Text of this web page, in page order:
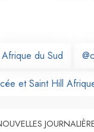
Afrique du Sud
et Saint Hill